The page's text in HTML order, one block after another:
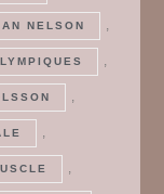
NELSON ,
,
,
,
,